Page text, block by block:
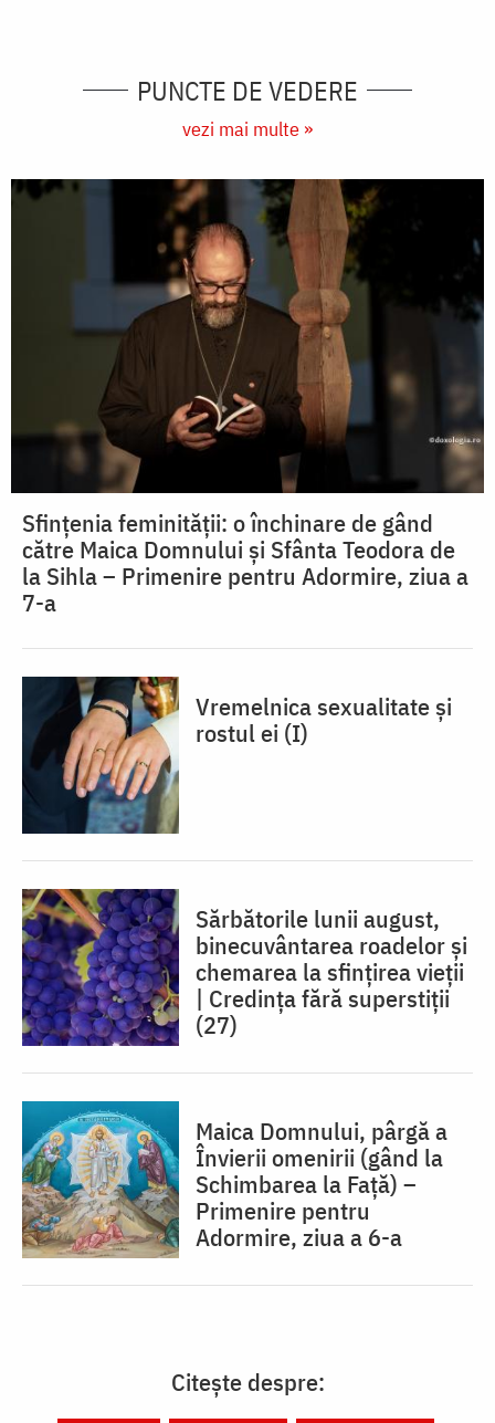
PUNCTE DE VEDERE
vezi mai multe »
Sfințenia feminității: o închinare de gând
către Maica Domnului și Sfânta Teodora de
la Sihla – Primenire pentru Adormire, ziua a
7-a
Vremelnica sexualitate și
rostul ei (I)
Sărbătorile lunii august,
binecuvântarea roadelor și
chemarea la sfințirea vieții
| Credința fără superstiții
(27)
Maica Domnului, pârgă a
Învierii omenirii (gând la
Schimbarea la Față) –
Primenire pentru
Adormire, ziua a 6-a
Citește despre: